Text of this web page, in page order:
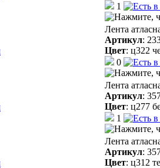
1
Лента
Артикул:
Цвет: ц322
0
Лента
Артикул:
Цвет: ц277
1
Лента
Артикул:
Цвет: ц312